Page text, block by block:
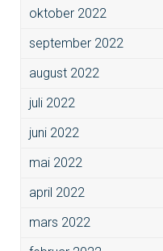
oktober 2022
september 2022
august 2022
juli 2022
juni 2022
mai 2022
april 2022
mars 2022